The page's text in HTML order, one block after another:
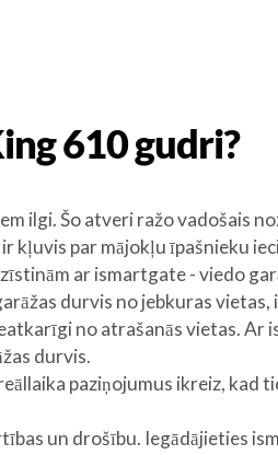
610gudri?
ilgi. Šo atveri ražo vadošais
kļuvis par mājokļu īpašnieku
ar ismartgate - viedo
durvis no jebkuras
no atrašanās vietas.
durvis.
paziņojumus ikreiz, kad
un drošību. Iegādājieties